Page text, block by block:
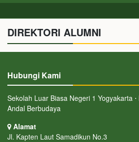
DIREKTORI ALUMNI
Hubungi Kami
Sekolah Luar Biasa Negeri 1 Yogyakarta
Andal Berbudaya
Alamat
Jl. Kapten Laut Samadikun No.3